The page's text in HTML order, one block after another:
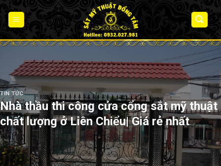
Skip
content
TIN TỨC
Nhà thầu thi công cửa cổng sắt mỹ thuật
chất lượng ở Liên Chiểu| Giá rẻ nhất